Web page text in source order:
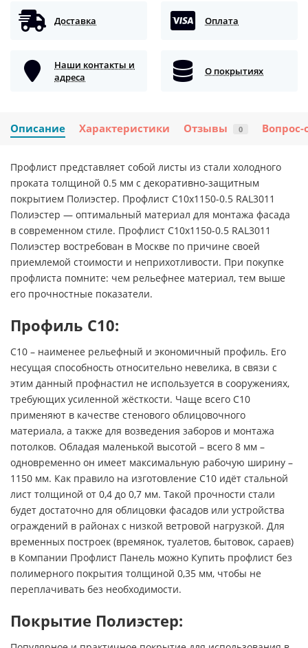
Доставка Оплата
Наши контакты и
адреса
О покрытиях
Описание Характеристики Отзывы 0 Вопрос-
Профлист представляет собой листы из стали холодного
проката толщиной 0.5 мм с декоративно-защитным
покрытием Полиэстер. Профлист С10х1150-0.5 RAL3011
Полиэстер — оптимальный материал для монтажа фасада
в современном стиле. Профлист С10х1150-0.5 RAL3011
Полиэстер востребован в Москве по причине своей
приемлемой стоимости и неприхотливости. При покупке
профлиста помните: чем рельефнее материал, тем выше
его прочностные показатели.
Профиль С10:
С10 – наименее рельефный и экономичный профиль. Его
несущая способность относительно невелика, в связи с
этим данный профнастил не используется в сооружениях,
требующих усиленной жёсткости. Чаще всего С10
применяют в качестве стенового облицовочного
материала, а также для возведения заборов и монтажа
потолков. Обладая маленькой высотой – всего 8 мм –
одновременно он имеет максимальную рабочую ширину –
1150 мм. Как правило на изготовление С10 идёт стальной
лист толщиной от 0,4 до 0,7 мм. Такой прочности стали
будет достаточно для облицовки фасадов или устройства
ограждений в районах с низкой ветровой нагрузкой. Для
временных построек (времянок, туалетов, бытовок, сараев)
в Компании Профлист Панель можно Купить профлист без
полимерного покрытия толщиной 0,35 мм, чтобы не
переплачивать без необходимости.
Покрытие Полиэстер: